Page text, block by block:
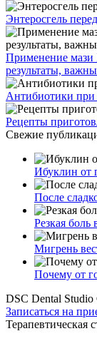
Энтеросгель
Применение
результаты,
Антибиотики при
Рецепты
Свежие
Ибуклин от
После
Резкая боль
Мигрень
Почему от
DSC Dental Studio
Записаться на
Терапевтическая